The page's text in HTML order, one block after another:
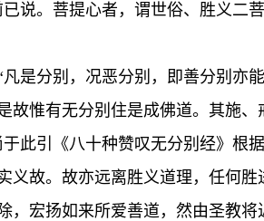
说。菩提心者，谓世俗、胜义二
是分别，况恶分别，即善分别亦
故惟有无分别住是成佛道。其施
此引《八十种赞叹无分别经》根
故。故亦远离胜义道理，任何胜
，宏扬如来所爱善道，然由圣教